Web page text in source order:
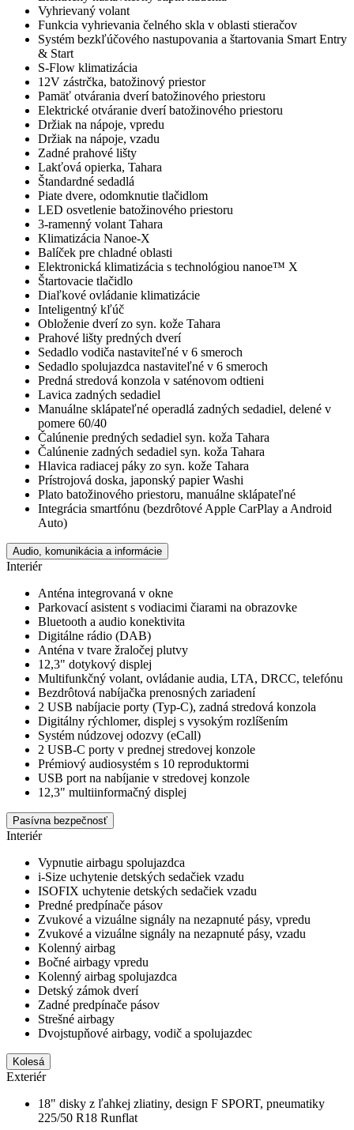
Vyhrievaný volant
Funkcia vyhrievania čelného skla v oblasti stieračov
Systém bezkľúčového nastupovania a štartovania Smart Entry
& Start
S-Flow klimatizácia
12V zástrčka, batožinový priestor
Pamäť otvárania dverí batožinového priestoru
Elektrické otváranie dverí batožinového priestoru
Držiak na nápoje, vpredu
Držiak na nápoje, vzadu
Zadné prahové lišty
Lakťová opierka, Tahara
Štandardné sedadlá
Piate dvere, odomknutie tlačidlom
LED osvetlenie batožinového priestoru
3-ramenný volant Tahara
Klimatizácia Nanoe-X
Balíček pre chladné oblasti
Elektronická klimatizácia s technológiou nanoe™ X
Štartovacie tlačidlo
Diaľkové ovládanie klimatizácie
Inteligentný kľúč
Obloženie dverí zo syn. kože Tahara
Prahové lišty predných dverí
Sedadlo vodiča nastaviteľné v 6 smeroch
Sedadlo spolujazdca nastaviteľné v 6 smeroch
Predná stredová konzola v saténovom odtieni
Lavica zadných sedadiel
Manuálne sklápateľné operadlá zadných sedadiel, delené v
pomere 60/40
Čalúnenie predných sedadiel syn. koža Tahara
Čalúnenie zadných sedadiel syn. koža Tahara
Hlavica radiacej páky zo syn. kože Tahara
Prístrojová doska, japonský papier Washi
Plato batožinového priestoru, manuálne sklápateľné
Integrácia smartfónu (bezdrôtové Apple CarPlay a Android
Auto)
Audio, komunikácia a informácie
Interiér
Anténa integrovaná v okne
Parkovací asistent s vodiacimi čiarami na obrazovke
Bluetooth a audio konektivita
Digitálne rádio (DAB)
Anténa v tvare žraločej plutvy
12,3" dotykový displej
Multifunkčný volant, ovládanie audia, LTA, DRCC, telefónu
Bezdrôtová nabíjačka prenosných zariadení
2 USB nabíjacie porty (Typ-C), zadná stredová konzola
Digitálny rýchlomer, displej s vysokým rozlíšením
Systém núdzovej odozvy (eCall)
2 USB-C porty v prednej stredovej konzole
Prémiový audiosystém s 10 reproduktormi
USB port na nabíjanie v stredovej konzole
12,3" multiinformačný displej
Pasívna bezpečnosť
Interiér
Vypnutie airbagu spolujazdca
i-Size uchytenie detských sedačiek vzadu
ISOFIX uchytenie detských sedačiek vzadu
Predné predpínače pásov
Zvukové a vizuálne signály na nezapnuté pásy, vpredu
Zvukové a vizuálne signály na nezapnuté pásy, vzadu
Kolenný airbag
Bočné airbagy vpredu
Kolenný airbag spolujazdca
Detský zámok dverí
Zadné predpínače pásov
Strešné airbagy
Dvojstupňové airbagy, vodič a spolujazdec
Kolesá
Exteriér
18" disky z ľahkej zliatiny, design F SPORT, pneumatiky
225/50 R18 Runflat